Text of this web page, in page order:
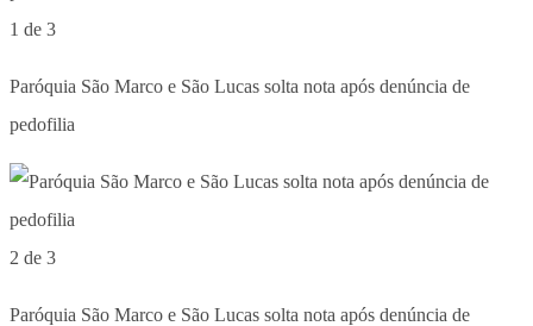
1 de 3
Paróquia São Marco e São Lucas solta nota após denúncia de
pedofilia
2 de 3
Paróquia São Marco e São Lucas solta nota após denúncia de